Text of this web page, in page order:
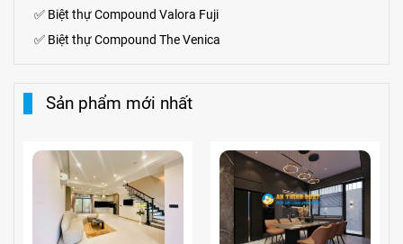
✅ Biệt thự Compound Valora Fuji
✅ Biệt thự Compound The Venica
Sản phẩm mới nhất